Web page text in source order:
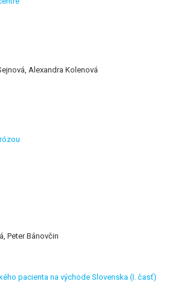
Alexandra Kolenová
Peter Bánovčin
pacienta na východe Slovenska (I. časť)